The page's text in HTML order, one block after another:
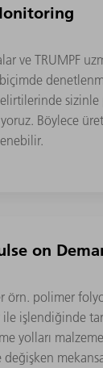
ve TRUMPF
Böylece
on
örn. polimer
işlendiğinde
yolları
değişken